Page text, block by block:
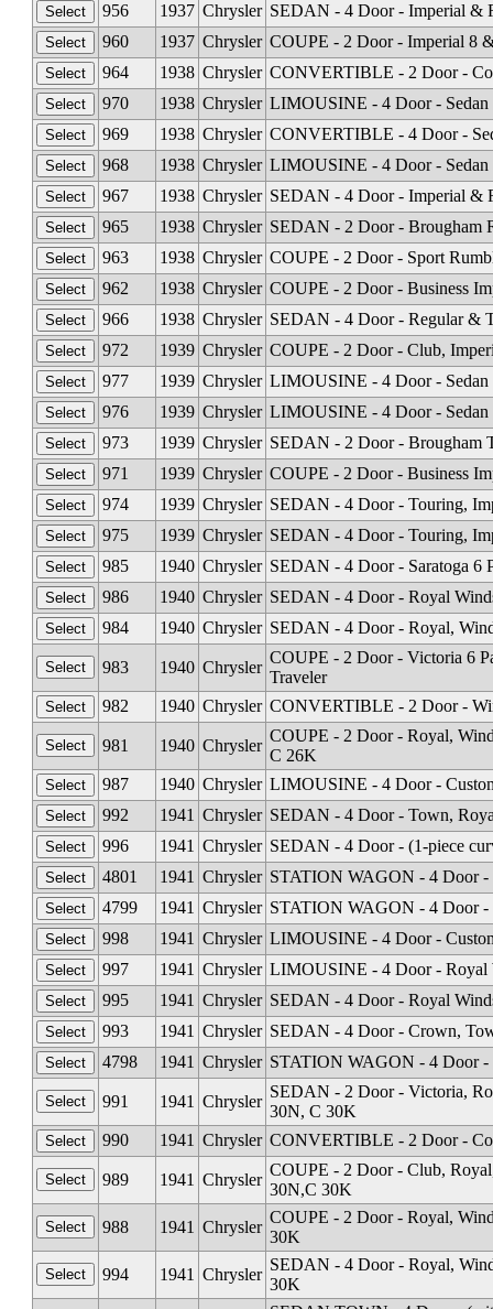
956
1937 Chrysler SEDAN - 4 Door - Imperial &
960
1937 Chrysler COUPE - 2 Door - Imperial 8
964
1938 Chrysler CONVERTIBLE - 2 Door -
970
1938 Chrysler LIMOUSINE - 4 Door - Sedan
969
1938 Chrysler CONVERTIBLE - 4 Door -
968
1938 Chrysler LIMOUSINE - 4 Door - Sedan
967
1938 Chrysler SEDAN - 4 Door - Imperial &
965
1938 Chrysler SEDAN - 2 Door - Brougham
963
1938 Chrysler COUPE - 2 Door - Sport
962
1938 Chrysler COUPE - 2 Door - Business
966
1938 Chrysler SEDAN - 4 Door - Regular &
972
1939 Chrysler COUPE - 2 Door - Club,
977
1939 Chrysler LIMOUSINE - 4 Door - Sedan
976
1939 Chrysler LIMOUSINE - 4 Door - Sedan
973
1939 Chrysler SEDAN - 2 Door - Brougham
971
1939 Chrysler COUPE - 2 Door - Business
974
1939 Chrysler SEDAN - 4 Door - Touring,
975
1939 Chrysler SEDAN - 4 Door - Touring,
985
1940 Chrysler SEDAN - 4 Door - Saratoga 6
986
1940 Chrysler SEDAN - 4 Door - Royal
984
1940 Chrysler SEDAN - 4 Door - Royal,
983 1940 Chrysler
COUPE - 2 Door - Victoria 6
Traveler
982
1940 Chrysler CONVERTIBLE - 2 Door -
981 1940 Chrysler
COUPE - 2 Door - Royal,
C 26K
987
1940 Chrysler LIMOUSINE - 4 Door -
992
1941 Chrysler SEDAN - 4 Door - Town,
996
1941 Chrysler SEDAN - 4 Door - (1-piece
4801
1941 Chrysler STATION WAGON - 4 Door -
4799
1941 Chrysler STATION WAGON - 4 Door -
998
1941 Chrysler LIMOUSINE - 4 Door -
997
1941 Chrysler LIMOUSINE - 4 Door - Royal
995
1941 Chrysler SEDAN - 4 Door - Royal
993
1941 Chrysler SEDAN - 4 Door - Crown,
4798
1941 Chrysler STATION WAGON - 4 Door -
991 1941 Chrysler
SEDAN - 2 Door - Victoria,
30N, C 30K
990
1941 Chrysler CONVERTIBLE - 2 Door -
989 1941 Chrysler
COUPE - 2 Door - Club,
30N,C 30K
988
1941 Chrysler
COUPE - 2 Door - Royal,
30K
994
1941 Chrysler
SEDAN - 4 Door - Royal,
30K